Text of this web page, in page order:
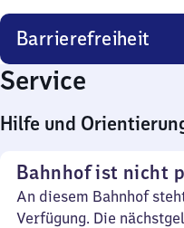
Barrierefreiheit
Service
Hilfe und
Bahnhof ist nicht
An diesem Bahnhof
Verfügung. Die